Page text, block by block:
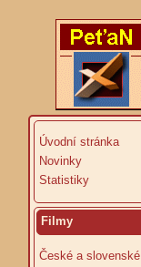
Úvodní stránka
Novinky
Statistiky
Filmy
České a slovenské